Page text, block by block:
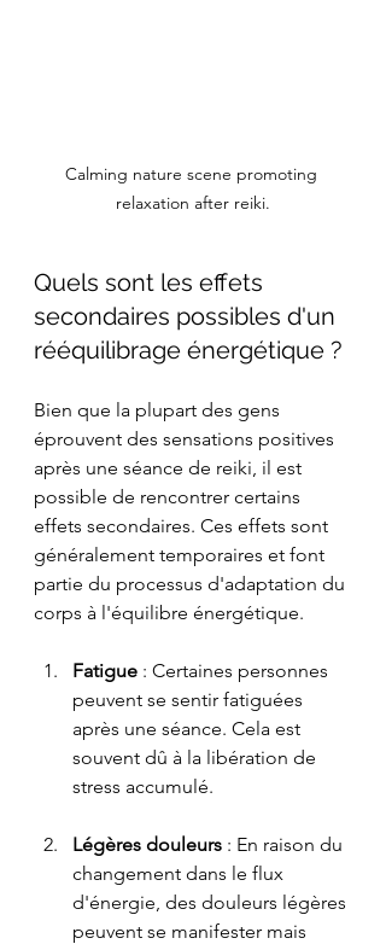
Calming nature scene promoting
relaxation after reiki.
Quels sont les effets
secondaires possibles d'un
rééquilibrage énergétique ?
Bien que la plupart des gens
éprouvent des sensations positives
après une séance de reiki, il est
possible de rencontrer certains
effets secondaires. Ces effets sont
généralement temporaires et font
partie du processus d'adaptation du
corps à l'équilibre énergétique.
Fatigue : Certaines personnes
peuvent se sentir fatiguées
après une séance. Cela est
souvent dû à la libération de
stress accumulé.
Légères douleurs : En raison du
changement dans le flux
d'énergie, des douleurs légères
peuvent se manifester mais